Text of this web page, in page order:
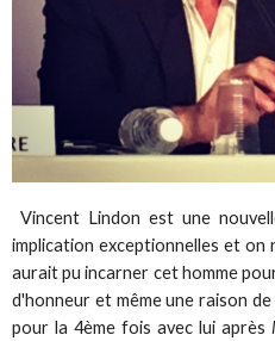
Vincent Lindon est une
implication exceptionnelles et on
aurait pu incarner cet homme
d'honneur et même une raison
pour la 4ème fois avec lui après